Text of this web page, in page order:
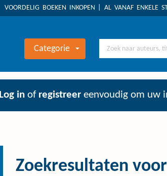
VOORDELIG BOEKEN INKOPEN AL VANAF ENKELE
Categorie
Log in of registreer eenvoudig om uw
Zoekresultaten